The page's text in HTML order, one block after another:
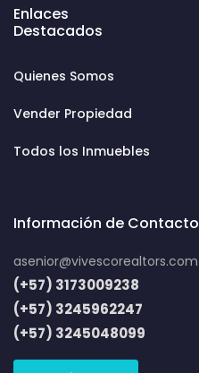
Enlaces
Destacados
Quienes Somos
Vender Propiedad
Todos los Inmuebles
Información de Contacto
asenior@vivescorealtors.com
(+57) 3173009238
(+57) 3245962247
(+57) 3245048099